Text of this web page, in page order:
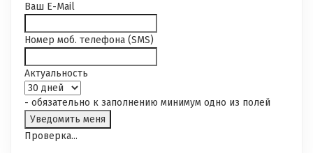
Ваш E-Mail
Номер моб. телефона (SMS)
Актуальность
- обязательно к заполнению минимум одно из полей
Проверка...